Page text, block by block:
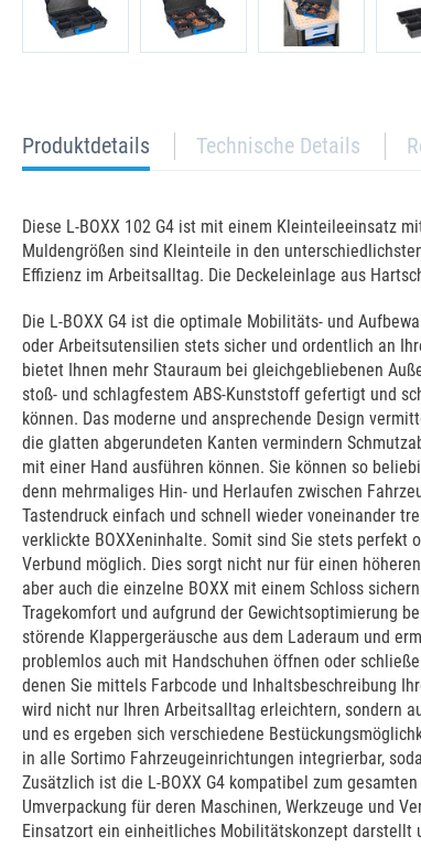
current
tab:
Produktdetails Technische Details
Diese L-BOXX 102 G4 ist mit einem Kleinteileeinsatz
Muldengrößen sind Kleinteile in den
Effizienz im Arbeitsalltag. Die Deckeleinlage aus
Die L-BOXX G4 ist die optimale Mobilitäts- und
oder Arbeitsutensilien stets sicher und ordentlich an
bietet Ihnen mehr Stauraum bei gleichgebliebenen
stoß- und schlagfestem ABS-Kunststoff gefertigt und
können. Das moderne und ansprechende Design
die glatten abgerundeten Kanten vermindern
mit einer Hand ausführen können. Sie können so
denn mehrmaliges Hin- und Herlaufen zwischen
Tastendruck einfach und schnell wieder voneinander
verklickte BOXXeninhalte. Somit sind Sie stets
Verbund möglich. Dies sorgt nicht nur für einen
aber auch die einzelne BOXX mit einem Schloss
Tragekomfort und aufgrund der Gewichtsoptimierung
störende Klappergeräusche aus dem Laderaum und
problemlos auch mit Handschuhen öffnen oder
denen Sie mittels Farbcode und Inhaltsbeschreibung
wird nicht nur Ihren Arbeitsalltag erleichtern, sondern
und es ergeben sich verschiedene
in alle Sortimo Fahrzeugeinrichtungen integrierbar,
Zusätzlich ist die L-BOXX G4 kompatibel zum
Umverpackung für deren Maschinen, Werkzeuge und
Einsatzort ein einheitliches Mobilitätskonzept darstellt